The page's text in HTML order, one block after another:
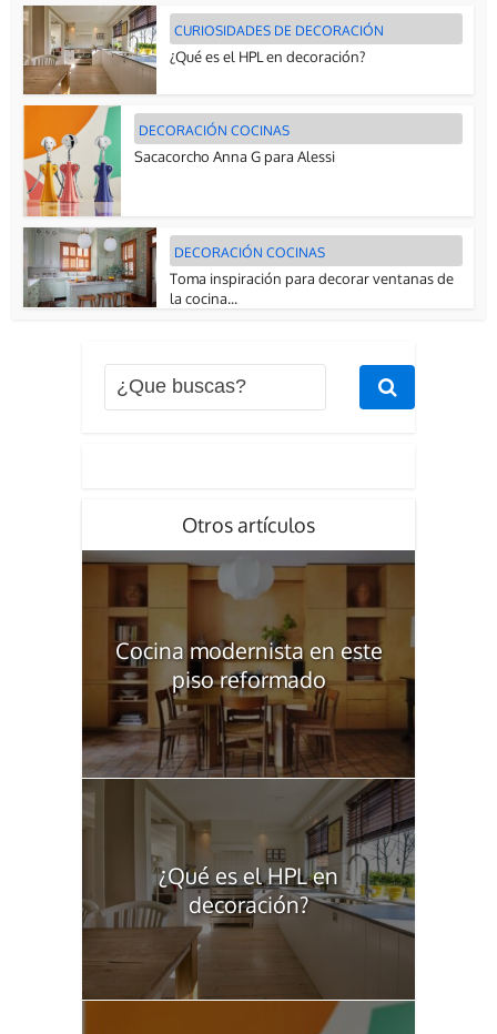
CURIOSIDADES DE DECORACIÓN
¿Qué es el HPL en decoración?
DECORACIÓN COCINAS
Sacacorcho Anna G para Alessi
DECORACIÓN COCINAS
Toma inspiración para decorar ventanas de
la cocina...
Otros artículos
Cocina modernista en este
piso reformado
¿Qué es el HPL en
decoración?